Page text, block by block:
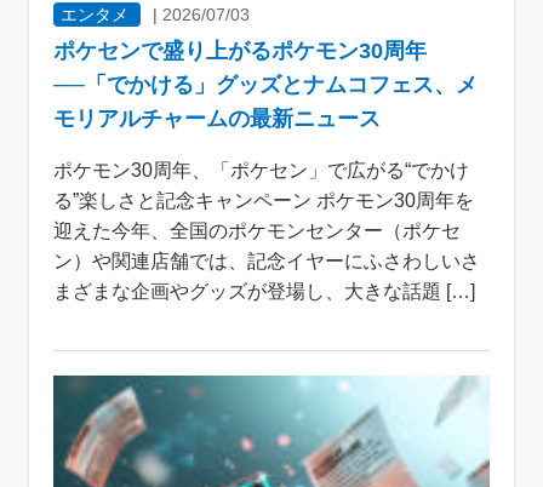
エンタメ | 2026/07/03
ポケセンで盛り上がるポケモン30周年
──「でかける」グッズとナムコフェス、メ
モリアルチャームの最新ニュース
ポケモン30周年、「ポケセン」で広がる“でかけ
る”楽しさと記念キャンペーン ポケモン30周年を
迎えた今年、全国のポケモンセンター（ポケセ
ン）や関連店舗では、記念イヤーにふさわしいさ
まざまな企画やグッズが登場し、大きな話題 […]